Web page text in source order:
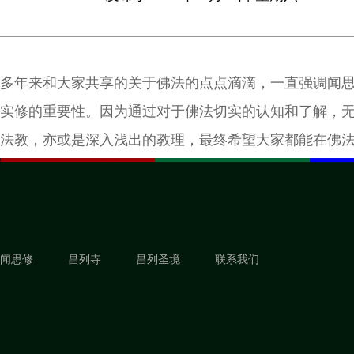
多年来和大家共享的关于佛法的点点滴滴，一直强调闻
实修的重要性。因为通过对于佛法切实的认知和了解，
法教，亦或是深入浅出的教理，最终希望大家都能在佛
闻思修 昌列寺 昌列圣境 联系我们